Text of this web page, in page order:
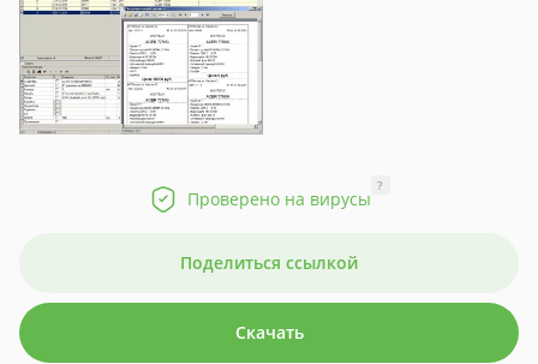
Проверено на вирусы
?
Поделиться ссылкой
Скачать